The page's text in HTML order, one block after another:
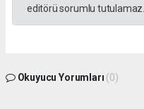
editörü sorumlu tutulamaz...
Okuyucu Yorumları (0)